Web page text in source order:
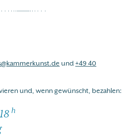
und+49 40
und, wenn gewünscht, bezahlen:
h